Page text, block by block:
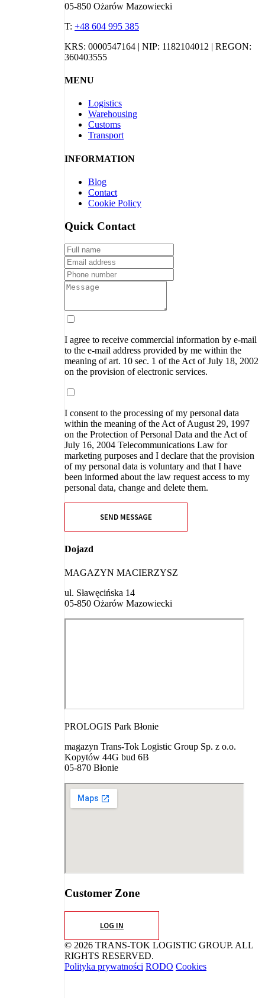
05-850 Ożarów Mazowiecki
T: +48 604 995 385
KRS: 0000547164 | NIP: 1182104012 | REGON:
360403555
MENU
Logistics
Warehousing
Customs
Transport
INFORMATION
Blog
Contact
Cookie Policy
Quick Contact
I agree to receive commercial information by e-mail
to the e-mail address provided by me within the
meaning of art. 10 sec. 1 of the Act of July 18, 2002
on the provision of electronic services.
I consent to the processing of my personal data
within the meaning of the Act of August 29, 1997
on the Protection of Personal Data and the Act of
July 16, 2004 Telecommunications Law for
marketing purposes and I declare that the provision
of my personal data is voluntary and that I have
been informed about the law request access to my
personal data, change and delete them.
SEND MESSAGE
Dojazd
MAGAZYN MACIERZYSZ
ul. Sławęcińska 14
05-850 Ożarów Mazowiecki
PROLOGIS Park Błonie
magazyn Trans-Tok Logistic Group Sp. z o.o.
Kopytów 44G bud 6B
05-870 Błonie
Customer Zone
LOG IN
© 2026 TRANS-TOK LOGISTIC GROUP. ALL
RIGHTS RESERVED.
Polityka prywatności RODO Cookies